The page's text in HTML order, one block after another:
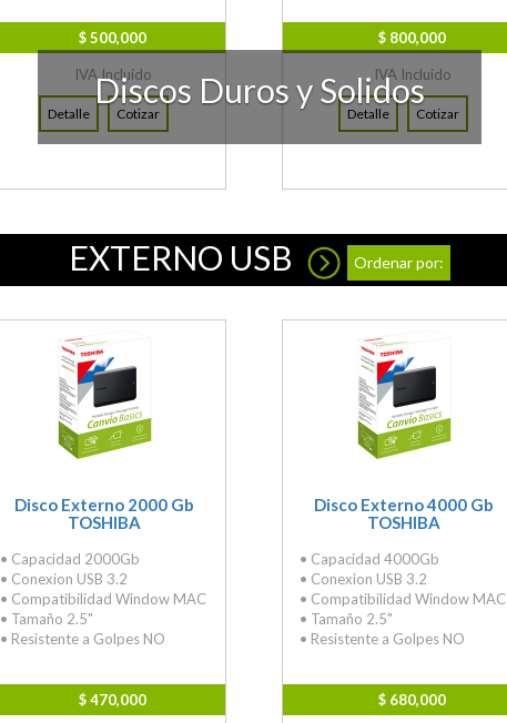
Discos Duros y Solidos
$ 500,000
IVA Incluido
Detalle Cotizar
$ 800,000
IVA Incluido
Detalle Cotizar
EXTERNO USB Ordenar por:
Disco Externo 2000 Gb
TOSHIBA
• Capacidad 2000Gb
• Conexion USB 3.2
• Compatibilidad Window MAC
• Tamaño 2.5"
• Resistente a Golpes NO
$ 470,000
Disco Externo 4000 Gb
TOSHIBA
• Capacidad 4000Gb
• Conexion USB 3.2
• Compatibilidad Window MAC
• Tamaño 2.5"
• Resistente a Golpes NO
$ 680,000